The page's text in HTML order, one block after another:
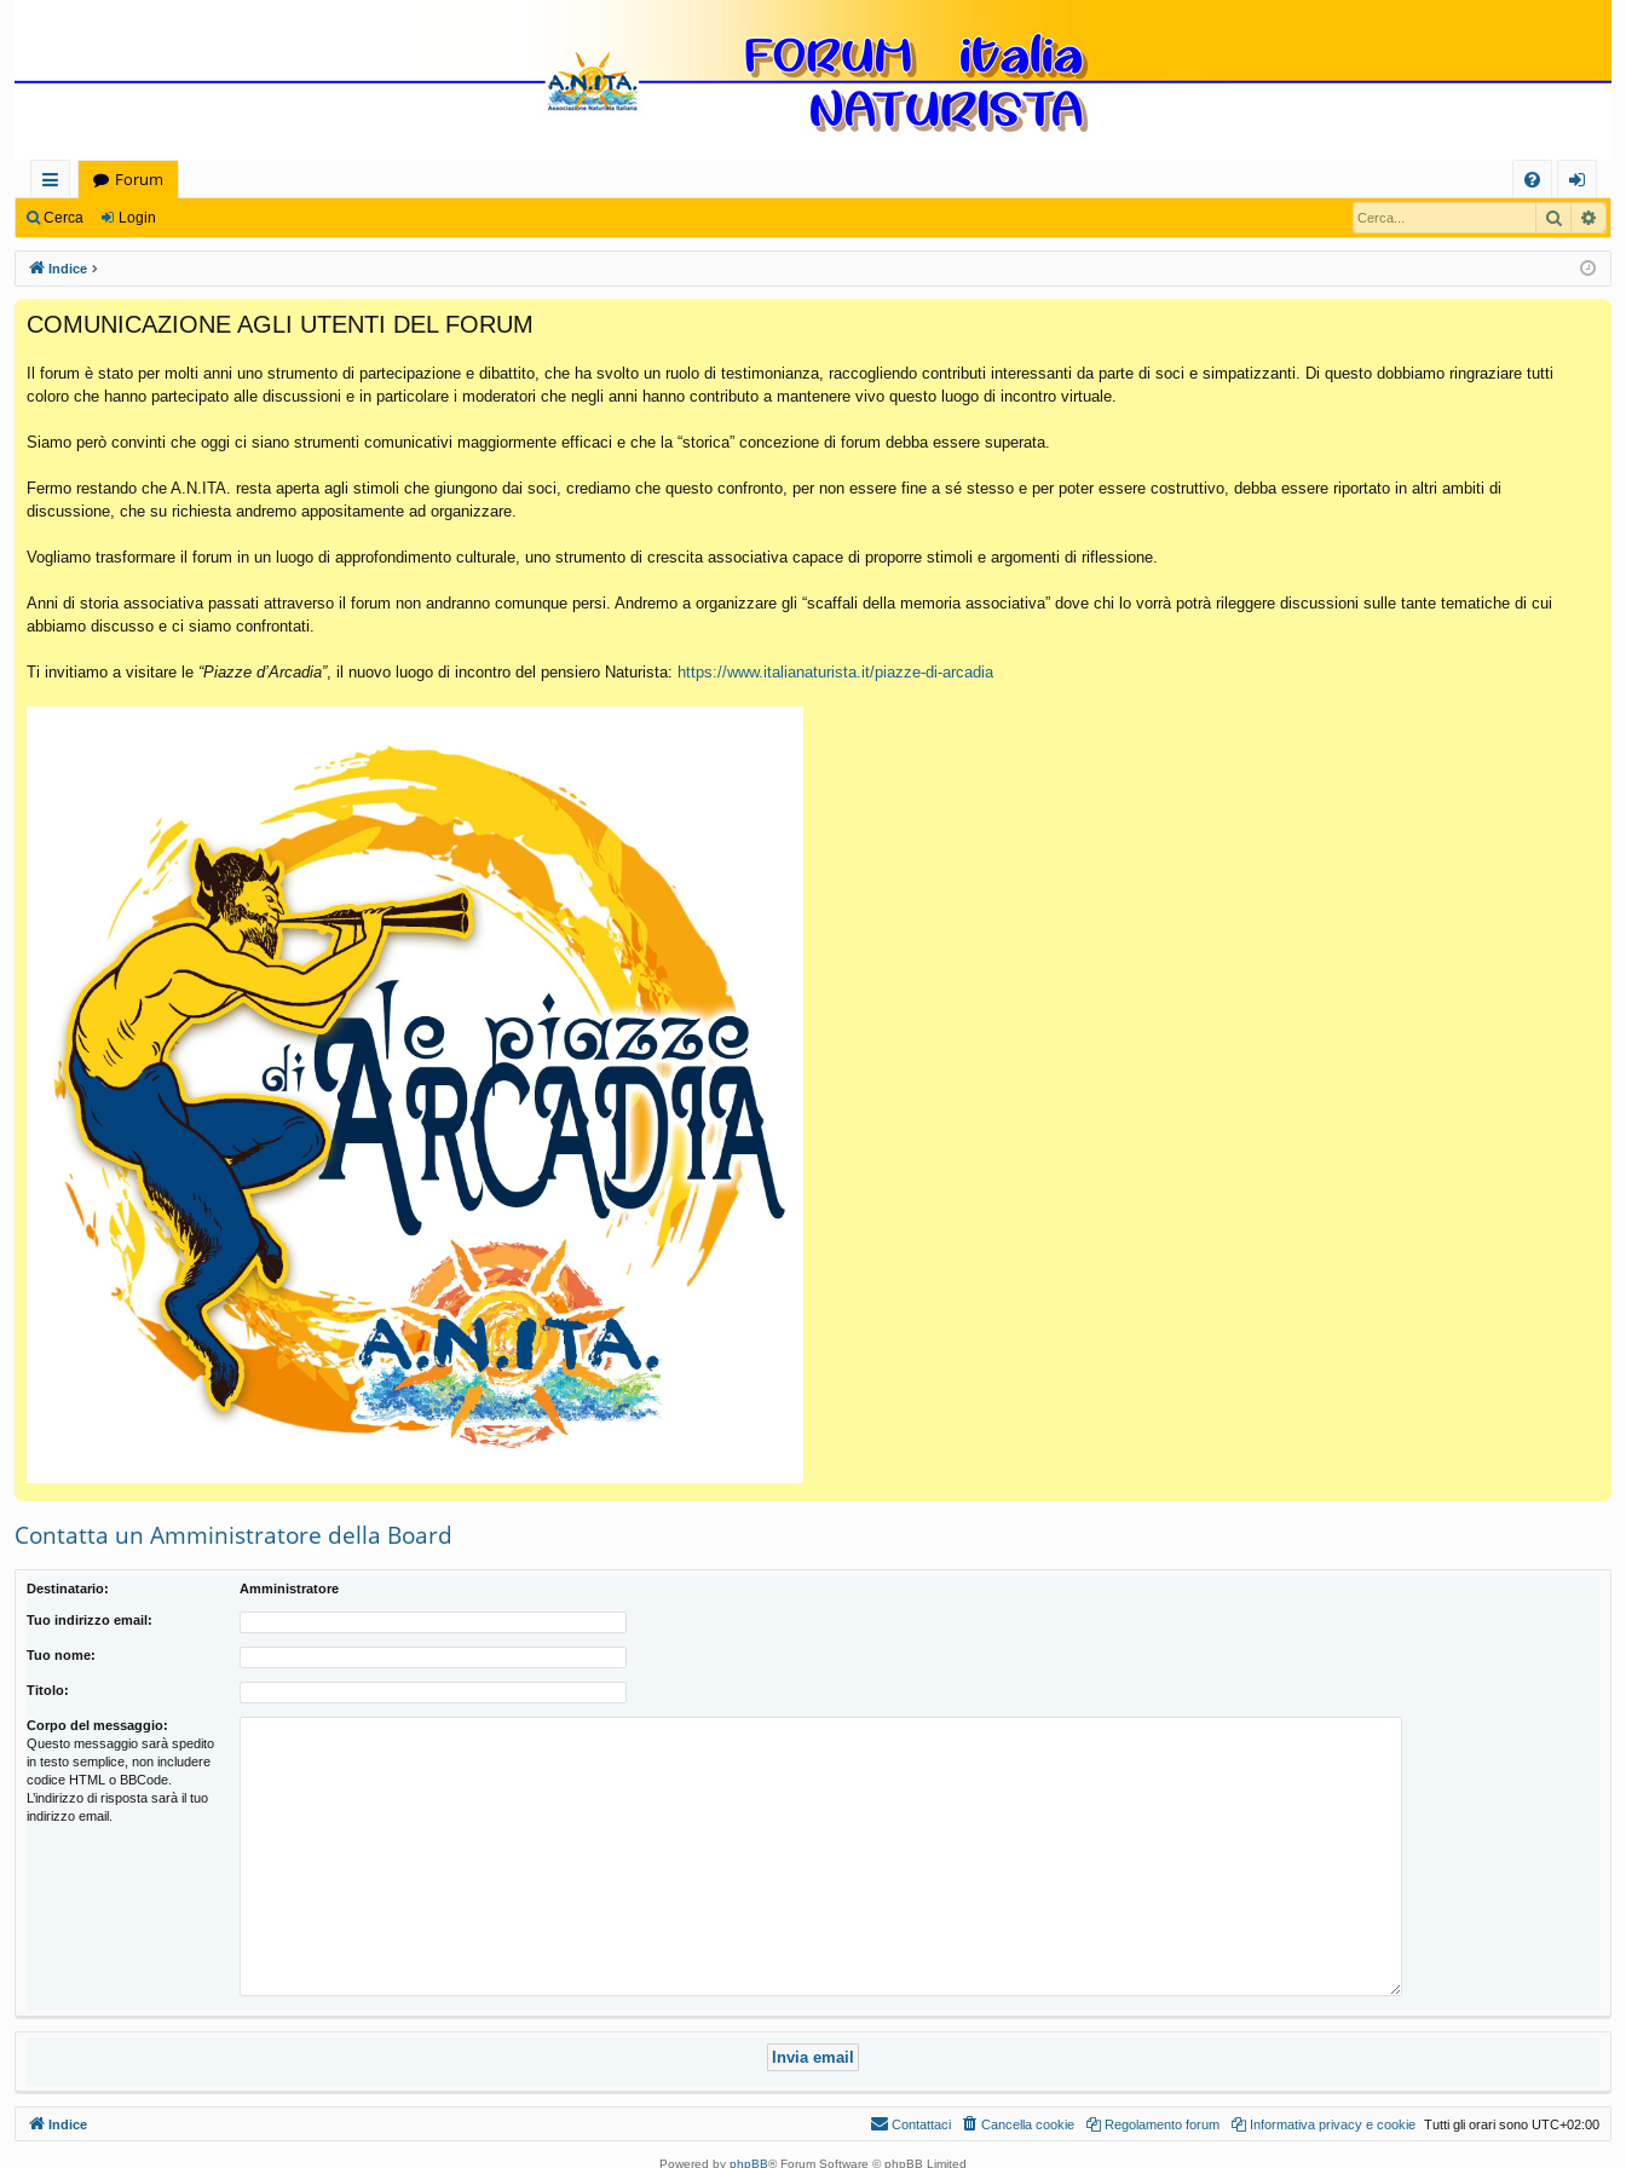
oll
eg
a
m
en
ti
Ra
di
Forum
Q
og
in
Cerca Login Cerca
Indice
COMUNICAZIONE AGLI UTENTI DEL FORUM
Il forum è stato per molti anni uno strumento di partecipazione e dibattito, che ha svolto un ruolo di testimonianza, raccogliendo contributi interessanti da parte di soci e simpatizzanti. Di questo dobbiamo ringraziare tutti
coloro che hanno partecipato alle discussioni e in particolare i moderatori che negli anni hanno contributo a mantenere vivo questo luogo di incontro virtuale.
Siamo però convinti che oggi ci siano strumenti comunicativi maggiormente efficaci e che la “storica” concezione di forum debba essere superata.
Fermo restando che A.N.ITA. resta aperta agli stimoli che giungono dai soci, crediamo che questo confronto, per non essere fine a sé stesso e per poter essere costruttivo, debba essere riportato in altri ambiti di
discussione, che su richiesta andremo appositamente ad organizzare.
Vogliamo trasformare il forum in un luogo di approfondimento culturale, uno strumento di crescita associativa capace di proporre stimoli e argomenti di riflessione.
Anni di storia associativa passati attraverso il forum non andranno comunque persi. Andremo a organizzare gli “scaffali della memoria associativa” dove chi lo vorrà potrà rileggere discussioni sulle tante tematiche di cui
abbiamo discusso e ci siamo confrontati.
Ti invitiamo a visitare le “Piazze d’Arcadia”, il nuovo luogo di incontro del pensiero Naturista: https://www.italianaturista.it/piazze-di-arcadia
Contatta un Amministratore della Board
Destinatario: Amministratore
Tuo indirizzo email:
Tuo nome:
Titolo:
Corpo del messaggio:
Questo messaggio sarà spedito
in testo semplice, non includere
codice HTML o BBCode.
L’indirizzo di risposta sarà il tuo
indirizzo email.
Indice Tutti gli orari sono UTC+02:00
Informativa privacy e cookie
Regolamento forum
Cancella cookie
Contattaci
Powered by phpBB® Forum Software © phpBB Limited